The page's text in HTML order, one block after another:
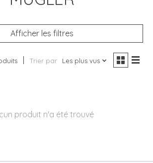
Afficher les filtres
Trier par Les plus vus
produit n'a été trouvé